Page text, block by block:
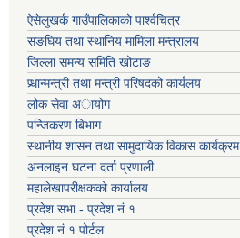
ऐसेलुखर्क गाउँपालिकाको पार्श्वचित्र
सङघिय तथा स्थानिय मामिला मन्त्रालय
जिल्ला समन्य समिति खोटाङ
प्र्धान्मन्त्री तथा मन्त्री परिषदको कार्यलय
लोक सेवा अायोग
पन्जिकरण बिभाग
स्थानीय शासन तथा सामुदायिक विकास कार्यक्रम
अनलाइन घटना दर्ता प्रणाली
महालेखापरीक्षकको कार्यालय
प्रदेश सभा - प्रदेश नं १
प्रदेश नं १ पोर्टल